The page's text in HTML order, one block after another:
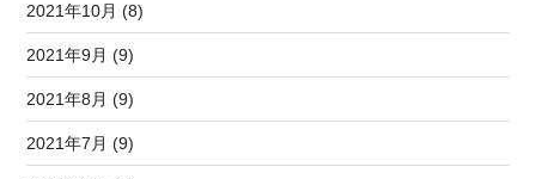
2021年10月 (8)
2021年9月 (9)
2021年8月 (9)
2021年7月 (9)